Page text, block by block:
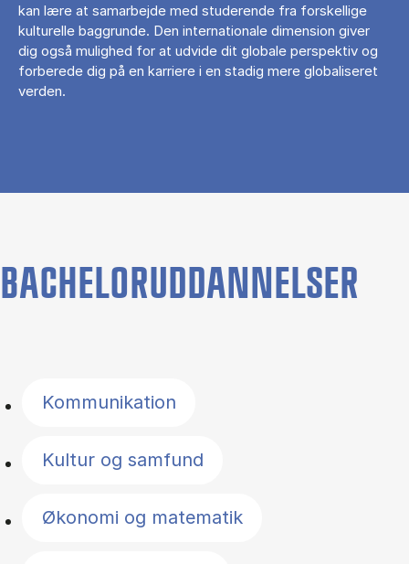
kan lære at samarbejde med studerende fra forskellige
kulturelle baggrunde. Den internationale dimension giver
dig også mulighed for at udvide dit globale perspektiv og
forberede dig på en karriere i en stadig mere globaliseret
verden.
BACHELORUDDANNELSER
Kommunikation
Kultur og samfund
Økonomi og matematik